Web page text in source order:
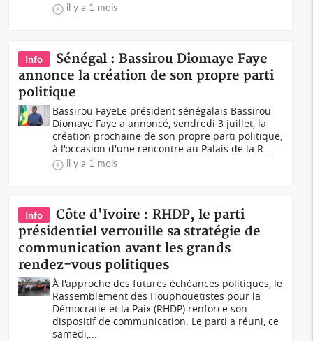
il y a 1 mois
Info
Sénégal : Bassirou Diomaye Faye
annonce la création de son propre parti
politique
Bassirou FayeLe président sénégalais Bassirou
Diomaye Faye a annoncé, vendredi 3 juillet, la
création prochaine de son propre parti politique,
à l'occasion d'une rencontre au Palais de la R...
il y a 1 mois
Info
Côte d'Ivoire : RHDP, le parti
présidentiel verrouille sa stratégie de
communication avant les grands
rendez-vous politiques
À l'approche des futures échéances politiques, le
Rassemblement des Houphouëtistes pour la
Démocratie et la Paix (RHDP) renforce son
dispositif de communication. Le parti a réuni, ce
samedi,...